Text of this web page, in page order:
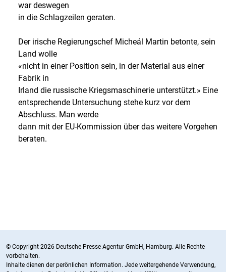
war deswegen
in die Schlagzeilen geraten.
Der irische Regierungschef Micheál Martin betonte, sein
Land wolle
«nicht in einer Position sein, in der Material aus einer
Fabrik in
Irland die russische Kriegsmaschinerie unterstützt.» Eine
entsprechende Untersuchung stehe kurz vor dem
Abschluss. Man werde
dann mit der EU-Kommission über das weitere Vorgehen
beraten.
© Copyright 2026 Deutsche Presse Agentur GmbH, Hamburg. Alle Rechte
vorbehalten.
Inhalte dienen der perönlichen Information. Jede weitergehende Verwendung,